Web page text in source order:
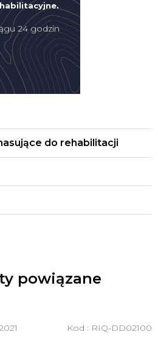
powiązane
Kod : RIQ-DD02100
do rehabilitacji